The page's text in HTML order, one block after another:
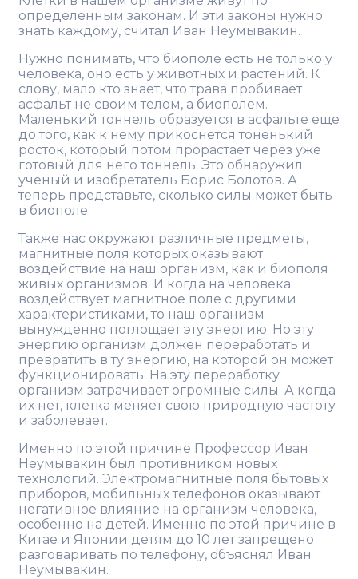
определенным законам. И эти законы нужно
знать каждому, считал Иван Неумывакин.
Нужно понимать, что биополе есть не только у
человека, оно есть у животных и растений. К
слову, мало кто знает, что трава пробивает
асфальт не своим телом, а биополем.
Маленький тоннель образуется в асфальте еще
до того, как к нему прикоснется тоненький
росток, который потом прорастает через уже
готовый для него тоннель. Это обнаружил
ученый и изобретатель Борис Болотов. А
теперь представьте, сколько силы может быть
в биополе.
Также нас окружают различные предметы,
магнитные поля которых оказывают
воздействие на наш организм, как и биополя
живых организмов. И когда на человека
воздействует магнитное поле с другими
характеристиками, то наш организм
вынужденно поглощает эту энергию. Но эту
энергию организм должен переработать и
превратить в ту энергию, на которой он может
функционировать. На эту переработку
организм затрачивает огромные силы. А когда
их нет, клетка меняет свою природную частоту
и заболевает.
Именно по этой причине Профессор Иван
Неумывакин был противником новых
технологий. Электромагнитные поля бытовых
приборов, мобильных телефонов оказывают
негативное влияние на организм человека,
особенно на детей. Именно по этой причине в
Китае и Японии детям до 10 лет запрещено
разговаривать по телефону, объяснял Иван
Неумывакин.